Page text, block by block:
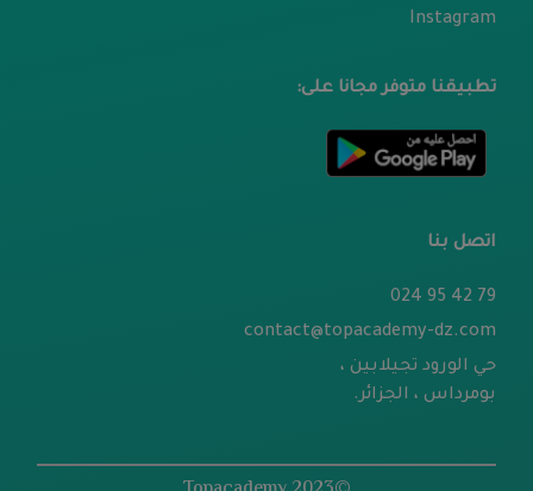
Instagram
تطبيقنا متوفر مجانا على:
اتصل بنا
79 42 95 024
contact@topacademy-dz.com
حي الورود تجيلابين ،
بومرداس ، الجزائر.